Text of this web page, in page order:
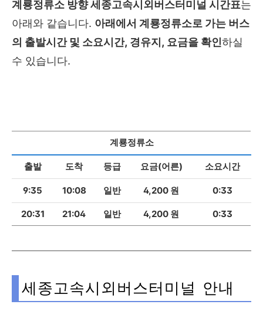
계룡정류소 방향 세종고속시외버스터미널 시간표는
아래와 같습니다. 아래에서 계룡정류소로 가는 버스
의 출발시간 및 소요시간, 경유지, 요금을 확인하실
수 있습니다.
계룡정류소
출발 도착 등급 요금(어른) 소요시간
9:35 10:08 일반 4,200 원 0:33
20:31 21:04 일반 4,200 원 0:33
세종고속시외버스터미널 안내